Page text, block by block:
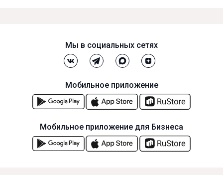
Мы в социальных сетях
Мобильное приложение
Мобильное приложение для Бизнеса